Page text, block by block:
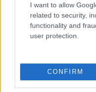
I want to allow
related to security,
functionality and
user protection.
CONFIRM
megúszta ahhoz...